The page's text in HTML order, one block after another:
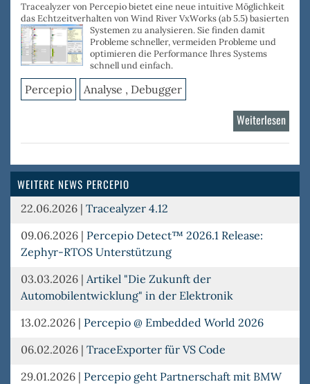
Tracealyzer von Percepio bietet eine neue intuitive Möglichkeit
das Echtzeitverhalten von Wind River VxWorks (ab 5.5) basierten
Systemen zu analysieren. Sie finden damit
Probleme schneller, vermeiden Probleme und
optimieren die Performance Ihres Systems
schnell und einfach.
Percepio Analyse , Debugger
Weiterlesen
WEITERE NEWS PERCEPIO
22.06.2026 | Tracealyzer 4.12
09.06.2026 | Percepio Detect™ 2026.1 Release:
Zephyr-RTOS Unterstützung
03.03.2026 | Artikel "Die Zukunft der
Automobilentwicklung" in der Elektronik
13.02.2026 | Percepio @ Embedded World 2026
06.02.2026 | TraceExporter für VS Code
29.01.2026 | Percepio geht Partnerschaft mit BMW